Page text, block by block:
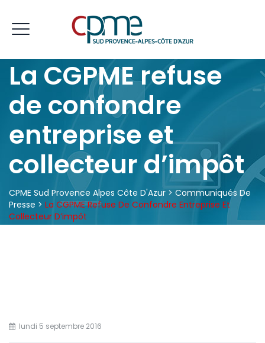
La CGPME refuse
de confondre
entreprise et
collecteur d’impôt
CPME Sud Provence Alpes Côte D'Azur > Communiqués De
Presse > La CGPME Refuse De Confondre Entreprise Et
Collecteur D’impôt
lundi 5 septembre 2016